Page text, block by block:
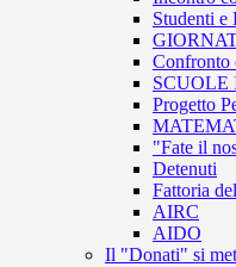
Studenti e
Confronto
SCUOLE
Progetto
"Fate il
Detenuti
Fattoria
AIRC
AIDO
Il "Donati" si